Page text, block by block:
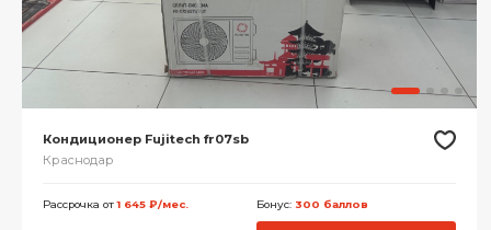
Кондиционер Fujitech fr07sb
Краснодар
Рассрочка от1 645 ₽/мес. Бонус: 300 баллов